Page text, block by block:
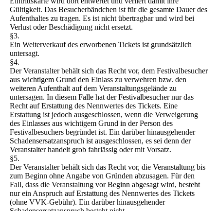
Gültigkeit. Das Besucherbändchen ist für die gesamte Dauer des
Aufenthaltes zu tragen. Es ist nicht übertragbar und wird bei
Verlust oder Beschädigung nicht ersetzt.
§3.
Ein Weiterverkauf des erworbenen Tickets ist grundsätzlich
untersagt.
§4.
Der Veranstalter behält sich das Recht vor, dem Festivalbesucher
aus wichtigem Grund den Einlass zu verwehren bzw. den
weiteren Aufenthalt auf dem Veranstaltungsgelände zu
untersagen. In diesem Falle hat der Festivalbesucher nur das
Recht auf Erstattung des Nennwertes des Tickets. Eine
Erstattung ist jedoch ausgeschlossen, wenn die Verweigerung
des Einlasses aus wichtigem Grund in der Person des
Festivalbesuchers begründet ist. Ein darüber hinausgehender
Schadensersatzanspruch ist ausgeschlossen, es sei denn der
Veranstalter handelt grob fahrlässig oder mit Vorsatz.
§5.
Der Veranstalter behält sich das Recht vor, die Veranstaltung bis
zum Beginn ohne Angabe von Gründen abzusagen. Für den
Fall, dass die Veranstaltung vor Beginn abgesagt wird, besteht
nur ein Anspruch auf Erstattung des Nennwertes des Tickets
(ohne VVK-Gebühr). Ein darüber hinausgehender